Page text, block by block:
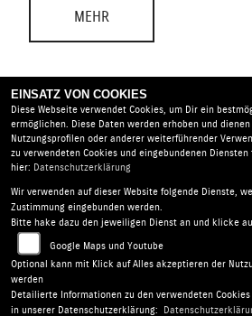
MEHR
Motorrad-Technik Alvermann &
Heidering 1 | 16515 Oranienburg |
AGB |Impressum
Barrierefreiheit
Folgen Sie uns
EINSATZ VON COOKIES
Diese Webseite verwendet Cookies, um Dir ein
ermöglichen. Diese Daten werden erhoben und
Nutzungsprofilen oder anderer weiterführender
zu verwendeten Cookies und eingebundenen Diensten
hier: Datenschutzerklärung
Wir verwenden auf dieser Website folgende Dienste,
Zustimmung eingebunden werden.
Bitte hake dazu den jeweiligen Dienst an und klicke
Google Maps und Youtube
Optional kann mit Klick auf Alles akzeptieren der
werden
Detailierte Informationen zu den verwendeten
in unserer Datenschutzerklärung: